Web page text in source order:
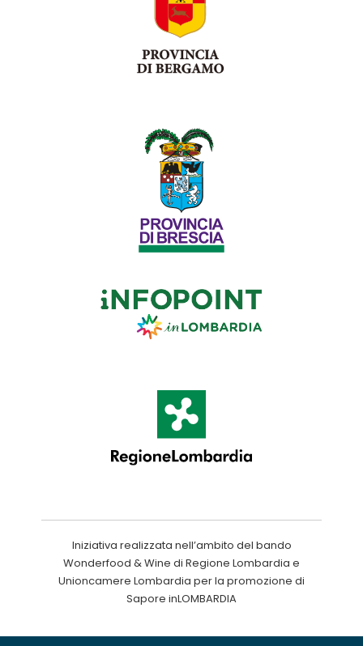
Iniziativa realizzata nell’ambito del bando
Wonderfood & Wine di Regione Lombardia e
Unioncamere Lombardia per la promozione di
Sapore inLOMBARDIA